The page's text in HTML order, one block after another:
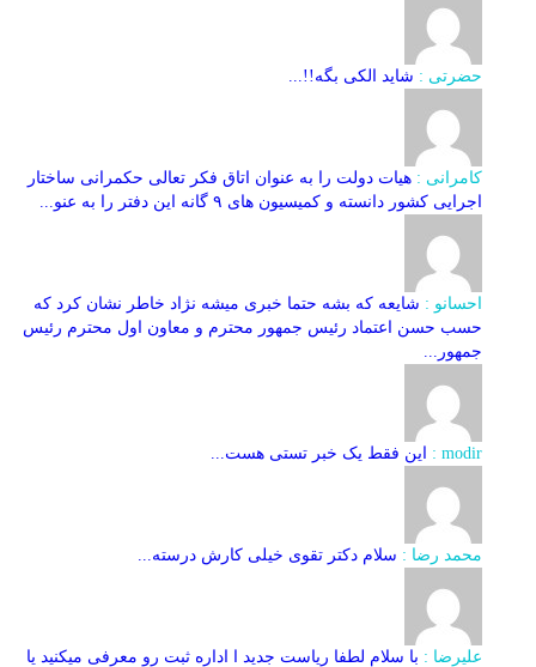
حضرتی : شاید الکی بگه!!...
کامرانی : هیات دولت را به عنوان اتاق فکر تعالی حکمرانی ساختار
اجرایی کشور دانسته و کمیسیون های ۹ گانه این دفتر را به عنو...
احسانو : شایعه که بشه حتما خبری میشه نژاد خاطر نشان کرد که
حسب حسن اعتماد رئیس جمهور محترم و معاون اول محترم رئیس
جمهور...
modir : این فقط یک خبر تستی هست...
محمد رضا : سلام دکتر تقوی خیلی کارش درسته...
علیرضا : با سلام لطفا ریاست جدید ا اداره ثبت‌ رو معرفی میکنید یا